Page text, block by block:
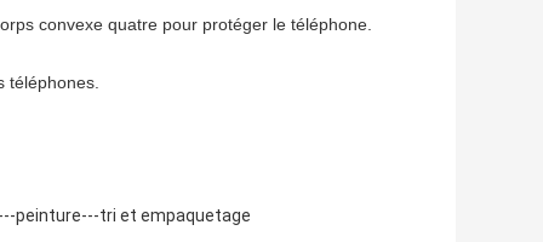
convexe quatre pour protéger le téléphone.
téléphones.
peinture---tri et empaquetage